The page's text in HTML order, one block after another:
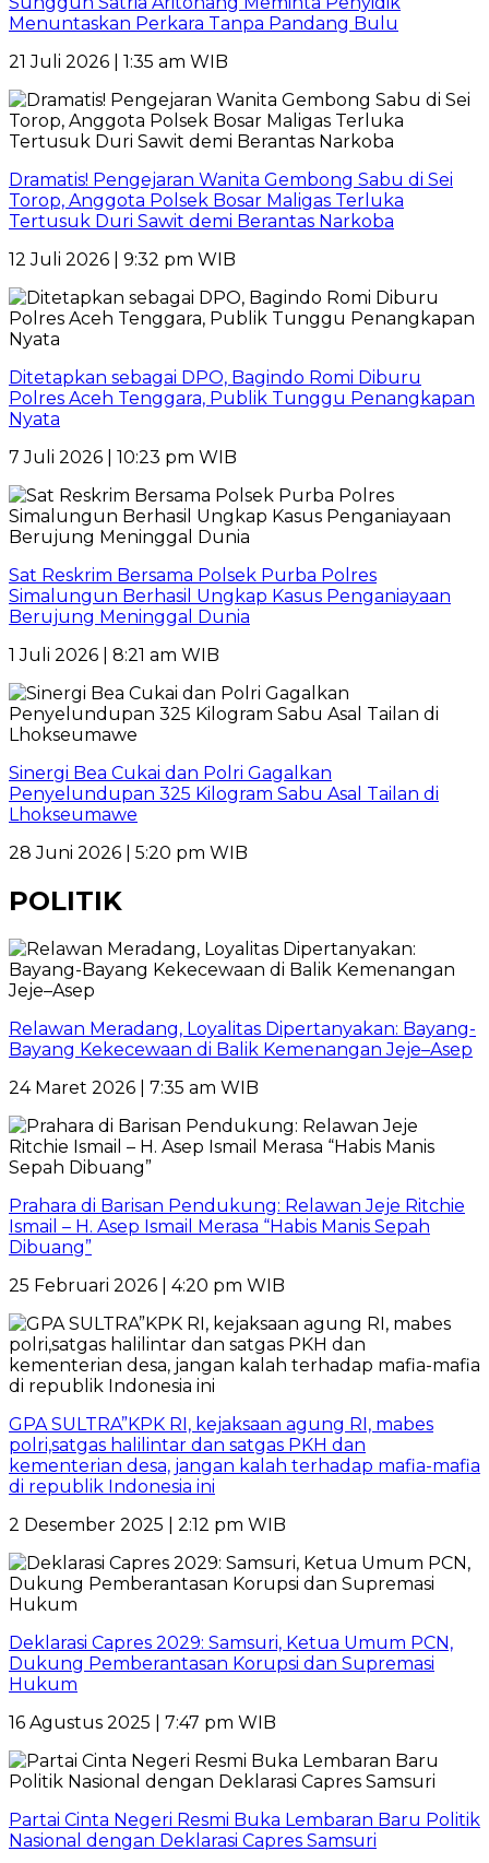
Menuntaskan Perkara Tanpa Pandang Bulu
21 Juli 2026 | 1:35 am WIB
Dramatis! Pengejaran Wanita Gembong Sabu di Sei
Torop, Anggota Polsek Bosar Maligas Terluka
Tertusuk Duri Sawit demi Berantas Narkoba
12 Juli 2026 | 9:32 pm WIB
Ditetapkan sebagai DPO, Bagindo Romi Diburu
Polres Aceh Tenggara, Publik Tunggu Penangkapan
Nyata
7 Juli 2026 | 10:23 pm WIB
Sat Reskrim Bersama Polsek Purba Polres
Simalungun Berhasil Ungkap Kasus Penganiayaan
Berujung Meninggal Dunia
1 Juli 2026 | 8:21 am WIB
Sinergi Bea Cukai dan Polri Gagalkan
Penyelundupan 325 Kilogram Sabu Asal Tailan di
Lhokseumawe
28 Juni 2026 | 5:20 pm WIB
POLITIK
Relawan Meradang, Loyalitas Dipertanyakan: Bayang-
Bayang Kekecewaan di Balik Kemenangan Jeje–Asep
24 Maret 2026 | 7:35 am WIB
Prahara di Barisan Pendukung: Relawan Jeje Ritchie
Ismail – H. Asep Ismail Merasa “Habis Manis Sepah
Dibuang”
25 Februari 2026 | 4:20 pm WIB
GPA SULTRA”KPK RI, kejaksaan agung RI, mabes
polri,satgas halilintar dan satgas PKH dan
kementerian desa, jangan kalah terhadap mafia-mafia
di republik Indonesia ini
2 Desember 2025 | 2:12 pm WIB
Deklarasi Capres 2029: Samsuri, Ketua Umum PCN,
Dukung Pemberantasan Korupsi dan Supremasi
Hukum
16 Agustus 2025 | 7:47 pm WIB
Partai Cinta Negeri Resmi Buka Lembaran Baru Politik
Nasional dengan Deklarasi Capres Samsuri